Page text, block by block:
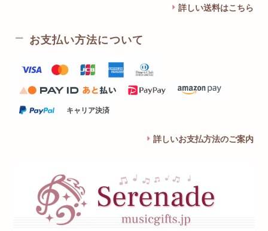
詳しい送料はこちら
お支払い方法について
キャリア決済
詳しいお支払方法のご案内